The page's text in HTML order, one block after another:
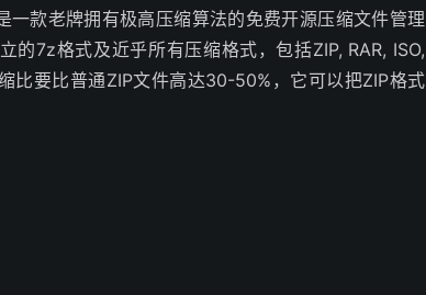
款老牌拥有极高压缩算法的免费开源压缩文件管理
7z格式及近乎所有压缩格式，包括ZIP, RAR, ISO,
比要比普通ZIP文件高达30-50%，它可以把ZIP格式